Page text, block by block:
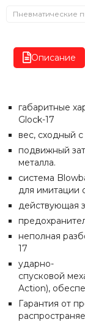
Пневматические
Описание
габаритные
Glock-17
вес, сходный с
подвижный
металла.
система
для имитации
действующая
неполная
17
ударно-
спусковой
Action),
Гарантия от